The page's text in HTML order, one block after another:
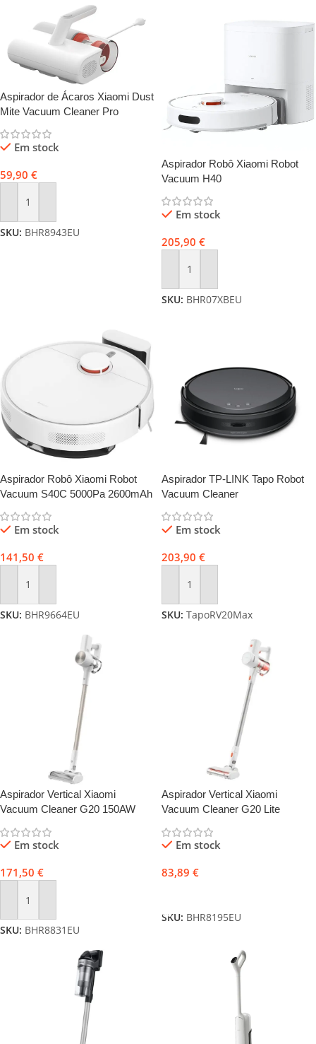
Aspirador de Ácaros Xiaomi Dust
Mite Vacuum Cleaner Pro
Em stock
59,90 €
Adicionar
SKU: BHR8943EU
Aspirador Robô Xiaomi Robot
Vacuum H40
Em stock
205,90 €
Adicionar
SKU: BHR07XBEU
Aspirador Robô Xiaomi Robot
Vacuum S40C 5000Pa 2600mAh
Em stock
141,50 €
Adicionar
SKU: BHR9664EU
Aspirador TP-LINK Tapo Robot
Vacuum Cleaner
Em stock
203,90 €
Adicionar
SKU: TapoRV20Max
Aspirador Vertical Xiaomi
Vacuum Cleaner G20 150AW
Em stock
171,50 €
Adicionar
SKU: BHR8831EU
Aspirador Vertical Xiaomi
Vacuum Cleaner G20 Lite
Em stock
83,89 €
SKU: BHR8195EU